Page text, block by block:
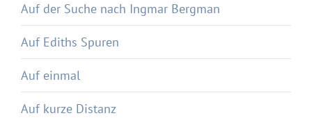
Auf der Suche nach Ingmar Bergman
Auf Ediths Spuren
Auf einmal
Auf kurze Distanz